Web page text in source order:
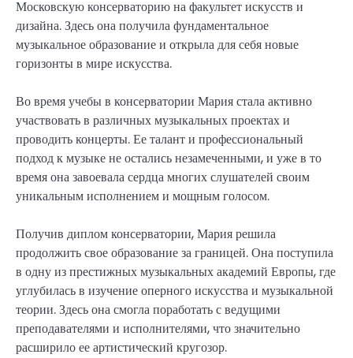
Московскую консерваторию на факультет искусств и
дизайна. Здесь она получила фундаментальное
музыкальное образование и открыла для себя новые
горизонты в мире искусства.
Во время учебы в консерватории Мария стала активно
участвовать в различных музыкальных проектах и
проводить концерты. Ее талант и профессиональный
подход к музыке не остались незамеченными, и уже в то
время она завоевала сердца многих слушателей своим
уникальным исполнением и мощным голосом.
Получив диплом консерватории, Мария решила
продолжить свое образование за границей. Она поступила
в одну из престижных музыкальных академий Европы, где
углубилась в изучение оперного искусства и музыкальной
теории. Здесь она смогла поработать с ведущими
преподавателями и исполнителями, что значительно
расширило ее артистический кругозор.